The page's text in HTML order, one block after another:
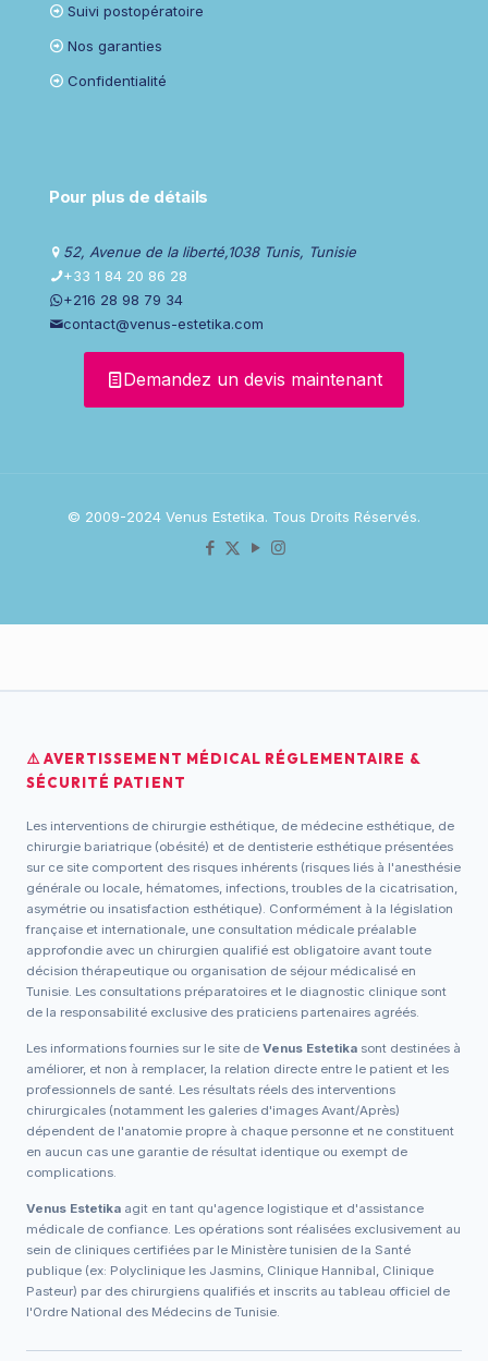
Suivi postopératoire
Nos garanties
Confidentialité
Pour plus de détails
52, Avenue de la liberté,1038 Tunis, Tunisie
+33 1 84 20 86 28
+216 28 98 79 34
contact@venus-estetika.com
Demandez un devis maintenant
© 2009-2024 Venus Estetika. Tous Droits Réservés.
⚠️ AVERTISSEMENT MÉDICAL RÉGLEMENTAIRE &
SÉCURITÉ PATIENT
Les interventions de chirurgie esthétique, de médecine esthétique, de
chirurgie bariatrique (obésité) et de dentisterie esthétique présentées
sur ce site comportent des risques inhérents (risques liés à l'anesthésie
générale ou locale, hématomes, infections, troubles de la cicatrisation,
asymétrie ou insatisfaction esthétique). Conformément à la législation
française et internationale, une consultation médicale préalable
approfondie avec un chirurgien qualifié est obligatoire avant toute
décision thérapeutique ou organisation de séjour médicalisé en
Tunisie. Les consultations préparatoires et le diagnostic clinique sont
de la responsabilité exclusive des praticiens partenaires agréés.
Les informations fournies sur le site de Venus Estetika sont destinées à
améliorer, et non à remplacer, la relation directe entre le patient et les
professionnels de santé. Les résultats réels des interventions
chirurgicales (notamment les galeries d'images Avant/Après)
dépendent de l'anatomie propre à chaque personne et ne constituent
en aucun cas une garantie de résultat identique ou exempt de
complications.
Venus Estetika agit en tant qu'agence logistique et d'assistance
médicale de confiance. Les opérations sont réalisées exclusivement au
sein de cliniques certifiées par le Ministère tunisien de la Santé
publique (ex: Polyclinique les Jasmins, Clinique Hannibal, Clinique
Pasteur) par des chirurgiens qualifiés et inscrits au tableau officiel de
l'Ordre National des Médecins de Tunisie.